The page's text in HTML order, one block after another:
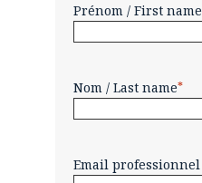
Prénom / First name
Nom / Last name*
Email